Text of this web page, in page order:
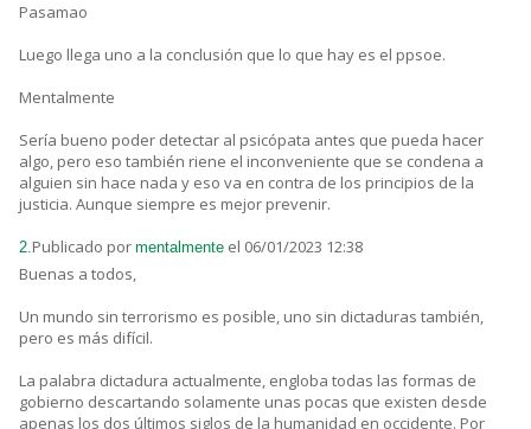
Pasamao
Luego llega uno a la conclusión que lo que hay es el ppsoe.
Mentalmente
Sería bueno poder detectar al psicópata antes que pueda hacer
algo, pero eso también riene el inconveniente que se condena a
alguien sin hace nada y eso va en contra de los principios de la
justicia. Aunque siempre es mejor prevenir.
2.Publicado por mentalmente el 06/01/2023 12:38
Buenas a todos,
Un mundo sin terrorismo es posible, uno sin dictaduras también,
pero es más difícil.
La palabra dictadura actualmente, engloba todas las formas de
gobierno descartando solamente unas pocas que existen desde
apenas los dos últimos siglos de la humanidad en occidente. Por